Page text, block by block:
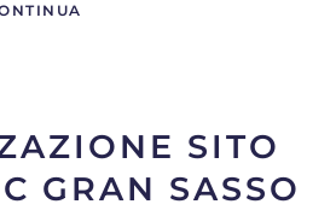
SITO
GRAN SASSO